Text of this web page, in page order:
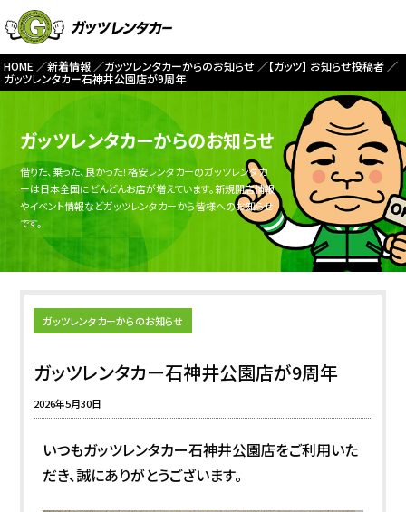
HOME 新着情報 ガッツレンタカーからのお知らせ
【ガッツ】 お知らせ投稿者
ガッツレンタカー石神井公園店が9周年
ガッツレンタカーからのお知らせ
借りた、乗った、良かった！格安レンタカーのガッツレンタカ
ーは日本全国にどんどんお店が増えています。新規開店情報
やイベント情報などガッツレンタカーから皆様へのお知らせ
です。
ガッツレンタカーからのお知らせ
ガッツレンタカー石神井公園店が9周年
2026年5月30日
いつもガッツレンタカー石神井公園店をご利用いた
だき、誠にありがとうございます。